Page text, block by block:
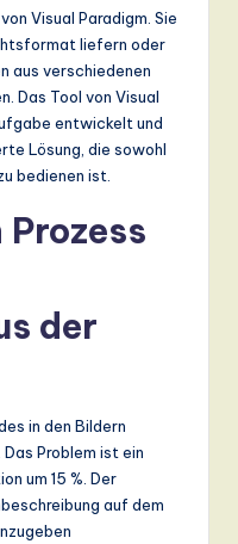
Visual Paradigm. Sie
liefern oder
aus verschiedenen
Das Tool von Visual
entwickelt und
Lösung, die sowohl
bedienen ist.
Prozess
der
in den Bildern
Problem ist ein
um 15 %. Der
auf dem